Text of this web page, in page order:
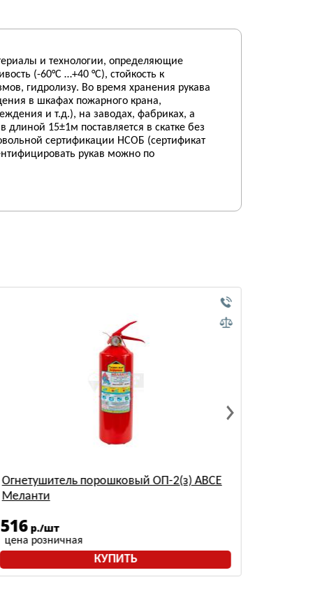
и технологии, определяющие
(-60°C …+40 °C), стойкость к
гидролизу. Во время хранения рукава
в шкафах пожарного крана,
и т.д.), на заводах, фабриках, а
15±1м поставляется в скатке без
сертификации НСОБ (сертификат
рукав можно по
Огнетушитель порошковый ОП-2(з) АВСЕ
Меланти
516 р./шт
цена розничная
КУПИТЬ